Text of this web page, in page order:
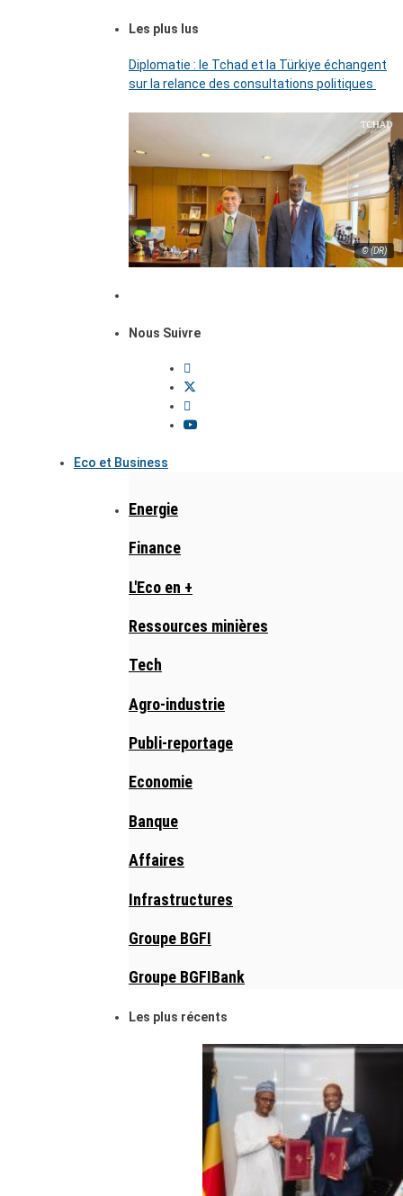
Les plus lus
Diplomatie : le Tchad et la Türkiye échangent
sur la relance des consultations politiques
© (DR)
Nous Suivre
Eco et Business
Energie
Finance
L'Eco en +
Ressources minières
Tech
Agro-industrie
Publi-reportage
Economie
Banque
Affaires
Infrastructures
Groupe BGFI
Groupe BGFIBank
Les plus récents